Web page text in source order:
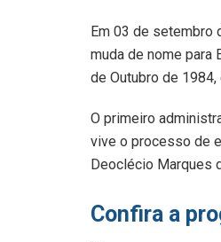
Em 03 de setembro
muda de nome para
de Outubro de
O primeiro
vive o processo de
Deoclécio Marques
Confira a